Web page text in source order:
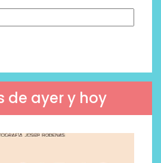
de ayer y hoy